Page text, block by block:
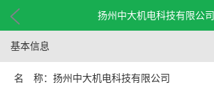
扬州中大机电科技有限公司
基本信息
名 称：扬州中大机电科技有限公司